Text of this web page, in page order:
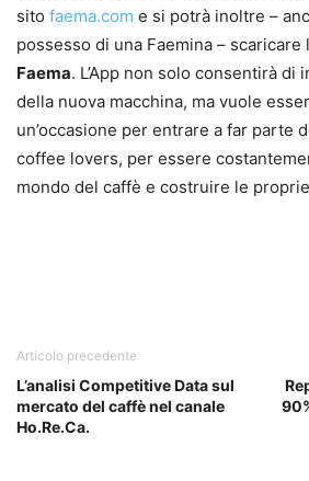
sito faema.com e si potrà inoltre –
possesso di una Faemina – scaricare
Faema. L’App non solo consentirà di
della nuova macchina, ma vuole
un’occasione per entrare a far parte
coffee lovers, per essere
mondo del caffè e costruire le
Articolo precedente
L’analisi Competitive Data sul
mercato del caffè nel canale
Ho.Re.Ca.